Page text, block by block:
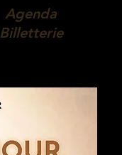
Agenda
Billetterie